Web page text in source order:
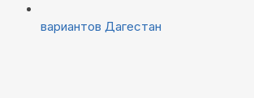
вариантов Дагестан